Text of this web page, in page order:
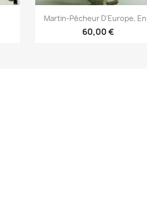
Aperçu rapide
Martin-Pêcheur D'Europe,
60,00 €